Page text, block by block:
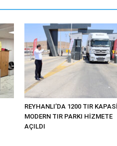
REYHANLI’DA 1200 TIR
MODERN TIR PARKI HİZMETE
AÇILDI